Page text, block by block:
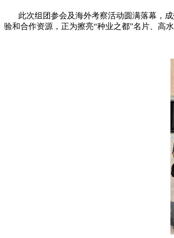
此次组团参会及海外考察活动圆满落幕，
验和合作资源，正为擦亮“种业之都”名片、高